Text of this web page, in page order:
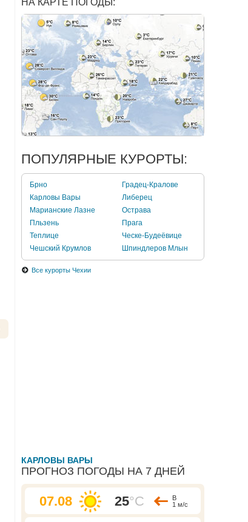
НА КАРТЕ ПОГОДЫ:
ПОПУЛЯРНЫЕ КУРОРТЫ:
Брно
Градец-Кралове
Карловы Вары
Либерец
Марианские Лазне
Острава
Пльзень
Прага
Теплице
Ческе-Будеёвице
Чешский Крумлов
Шпиндлеров Млын
Все курорты Чехии
КАРЛОВЫ ВАРЫ
ПРОГНОЗ ПОГОДЫ НА 7 ДНЕЙ
07.08 25°C
В
1 м/с